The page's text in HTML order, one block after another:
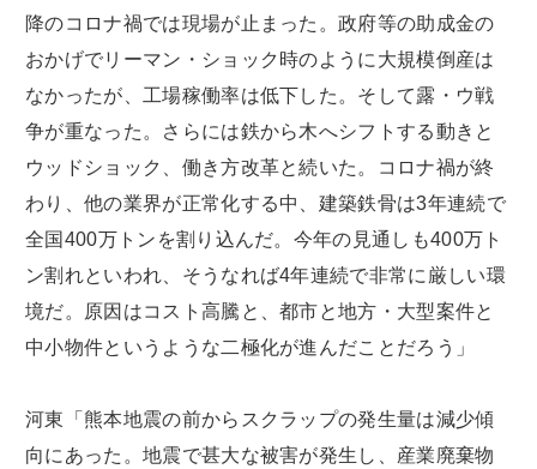
降のコロナ禍では現場が止まった。政府等の助成金の
おかげでリーマン・ショック時のように大規模倒産は
なかったが、工場稼働率は低下した。そして露・ウ戦
争が重なった。さらには鉄から木へシフトする動きと
ウッドショック、働き方改革と続いた。コロナ禍が終
わり、他の業界が正常化する中、建築鉄骨は3年連続で
全国400万トンを割り込んだ。今年の見通しも400万ト
ン割れといわれ、そうなれば4年連続で非常に厳しい環
境だ。原因はコスト高騰と、都市と地方・大型案件と
中小物件というような二極化が進んだことだろう」
河東「熊本地震の前からスクラップの発生量は減少傾
向にあった。地震で甚大な被害が発生し、産業廃棄物